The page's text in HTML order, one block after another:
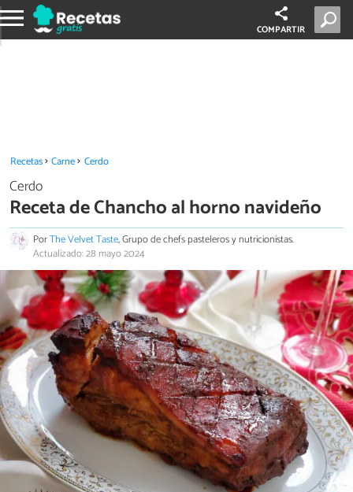
COMPARTIR
Recetas Carne Cerdo
Cerdo
Receta de Chancho al horno navideño
PorThe Velvet Taste, Grupo de chefs pasteleros y nutricionistas.
Actualizado: 28 mayo 2024